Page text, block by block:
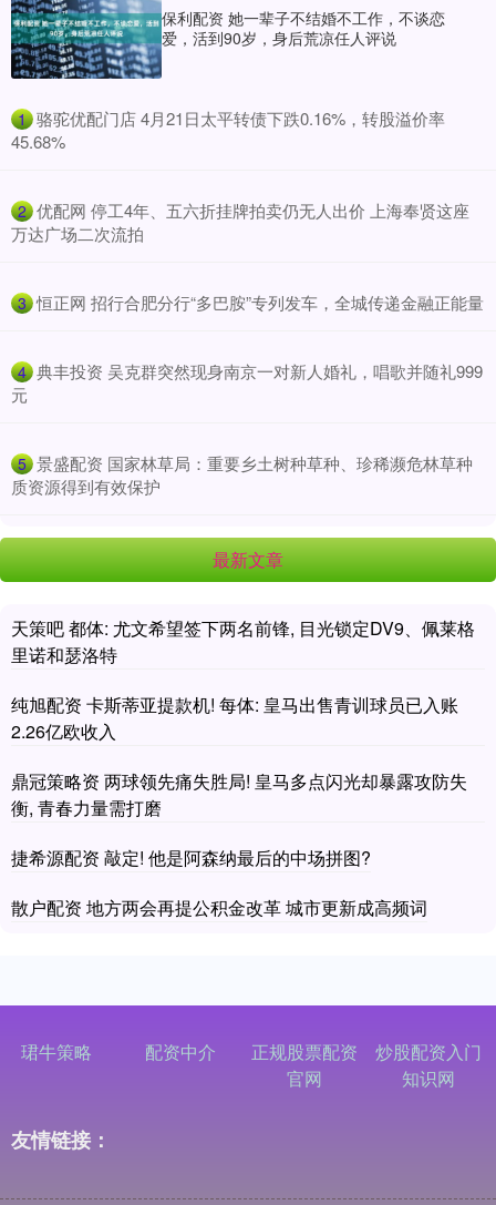
保利配资 她一辈子不结婚不工作，不谈恋
爱，活到90岁，身后荒凉任人评说
1 ​骆驼优配门店 4月21日太平转债下跌0.16%，转股溢价率
45.68%
2 ​优配网 停工4年、五六折挂牌拍卖仍无人出价 上海奉贤这座
万达广场二次流拍
3 ​恒正网 招行合肥分行“多巴胺”专列发车，全城传递金融正能量
4 ​典丰投资 吴克群突然现身南京一对新人婚礼，唱歌并随礼999
元
5 ​景盛配资 国家林草局：重要乡土树种草种、珍稀濒危林草种
质资源得到有效保护
最新文章
天策吧 都体: 尤文希望签下两名前锋, 目光锁定DV9、佩莱格
里诺和瑟洛特
纯旭配资 卡斯蒂亚提款机! 每体: 皇马出售青训球员已入账
2.26亿欧收入
鼎冠策略资 两球领先痛失胜局! 皇马多点闪光却暴露攻防失
衡, 青春力量需打磨
捷希源配资 敲定! 他是阿森纳最后的中场拼图?
散户配资 地方两会再提公积金改革 城市更新成高频词
珺牛策略 配资中介
正规股票配资
官网
炒股配资入门
知识网
友情链接：